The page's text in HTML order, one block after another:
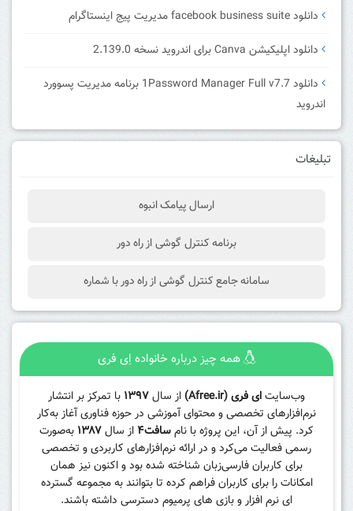
دانلود facebook business suite مدیریت پیج اینستاگرام
دانلود اپلیکیشن Canva برای اندروید نسخه 2.139.0
دانلود 1Password Manager Full v7.7 برنامه مدیریت پسوورد
اندروید
تبلیغات
ارسال پیامک انبوه
برنامه کنترل گوشی از راه دور
سامانه جامع کنترل گوشی از راه دور با شماره
همه چیز درباره خانواده اِی فری
وب‌سایتای فری (Afree.ir) از سال۱۳۹۷ با تمرکز بر انتشار
نرم‌افزارهای تخصصی و محتوای آموزشی در حوزه فناوری آغاز به‌کار
کرد. پیش از آن، این پروژه با نامسافت۴ از سال۱۳۸۷ به‌صورت
رسمی فعالیت می‌کرد و در ارائه نرم‌افزارهای کاربردی و تخصصی
برای کاربران فارسی‌زبان شناخته شده بود و اکنون نیز همان
امکانات را برای کاربران فراهم کرده تا بتوانند به مجموعه گسترده
ای نرم افزار و بازی های پرمیوم دسترسی داشته باشند.